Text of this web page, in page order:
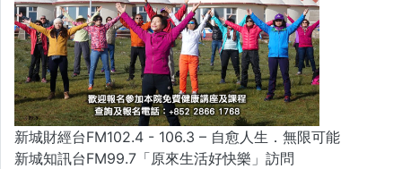
新城財經台FM102.4 - 106.3 – 自愈人生．無限可能
新城知訊台FM99.7「原來生活好快樂」訪問